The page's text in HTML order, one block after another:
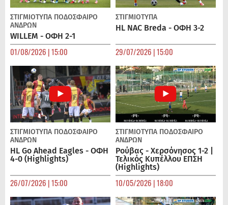
ΣΤΙΓΜΙΟΤΥΠΑ ΠΟΔΌΣΦΑΙΡΟ
ΑΝΔΡΏΝ
WILLEM - ΟΦΗ 2-1
01/08/2026 | 15:00
ΣΤΙΓΜΙΟΤΥΠΑ
HL NAC Breda - ΟΦΗ 3-2
29/07/2026 | 15:00
ΣΤΙΓΜΙΟΤΥΠΑ ΠΟΔΌΣΦΑΙΡΟ
ΑΝΔΡΏΝ
HL Go Ahead Eagles - ΟΦΗ
4-0 (Highlights)
26/07/2026 | 15:00
ΣΤΙΓΜΙΟΤΥΠΑ ΠΟΔΌΣΦΑΙΡΟ
ΑΝΔΡΏΝ
Ρούβας - Χερσόνησος 1-2 |
Τελικός Κυπέλλου ΕΠΣΗ
(Highlights)
10/05/2026 | 18:00